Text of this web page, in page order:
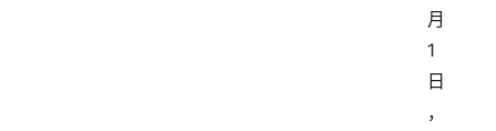
月
1
日
，